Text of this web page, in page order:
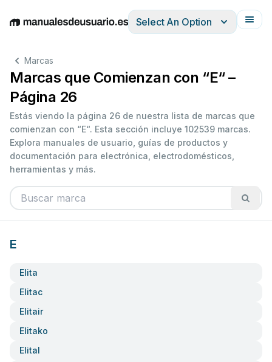
EnglishDeutschEspañolItalianoFrançais
Select An Option
Marcas
Marcas que Comienzan con “E“ –
Página 26
Estás viendo la página 26 de nuestra lista de marcas que
comienzan con “E“. Esta sección incluye 102539 marcas.
Explora manuales de usuario, guías de productos y
documentación para electrónica, electrodomésticos,
herramientas y más.
E
Elita
Elitac
Elitair
Elitako
Elital